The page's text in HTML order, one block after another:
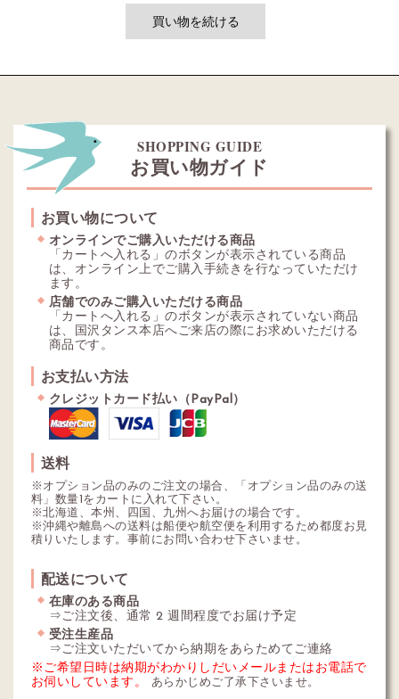
SHOPPING GUIDE
お買い物ガイド
お買い物について
オンラインでご購入いただける商品
「カートへ入れる」のボタンが表示されている商品
は、オンライン上でご購入手続きを行なっていただけ
ます。
店舗でのみご購入いただける商品
「カートへ入れる」のボタンが表示されていない商品
は、国沢タンス本店へご来店の際にお求めいただける
商品です。
お支払い方法
クレジットカード払い（PayPal）
送料
※オプション品のみのご注文の場合、「オプション品のみの送
料」数量1をカートに入れて下さい。
※北海道、本州、四国、九州へお届けの場合です。
※沖縄や離島への送料は船便や航空便を利用するため都度お見
積りいたします。事前にお問い合わせ下さいませ。
配送について
在庫のある商品
⇒ご注文後、通常 2 週間程度でお届け予定
受注生産品
⇒ご注文いただいてから納期をあらためてご連絡
※ご希望日時は納期がわかりしだいメールまたはお電話で
お伺いしています。
あらかじめご了承下さいませ。